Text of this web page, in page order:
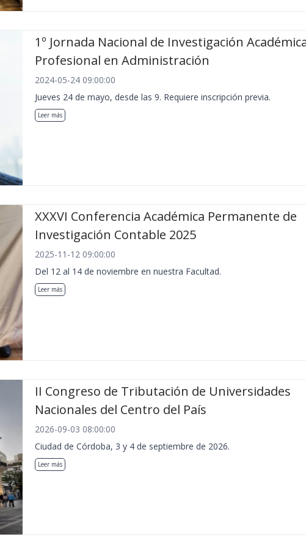
1º Jornada Nacional de Investigación
Profesional en Administración
2024-05-24 09:00:00
Jueves 24 de mayo, desde las 9. Requiere inscripción previa.
Leer más
XXXVI Conferencia Académica Permanente de
Investigación Contable 2025
2025-11-12 09:00:00
Del 12 al 14 de noviembre en nuestra Facultad.
Leer más
II Congreso de Tributación de Universidades
Nacionales del Centro del País
2026-09-03 08:00:00
Ciudad de Córdoba, 3 y 4 de septiembre de 2026.
Leer más